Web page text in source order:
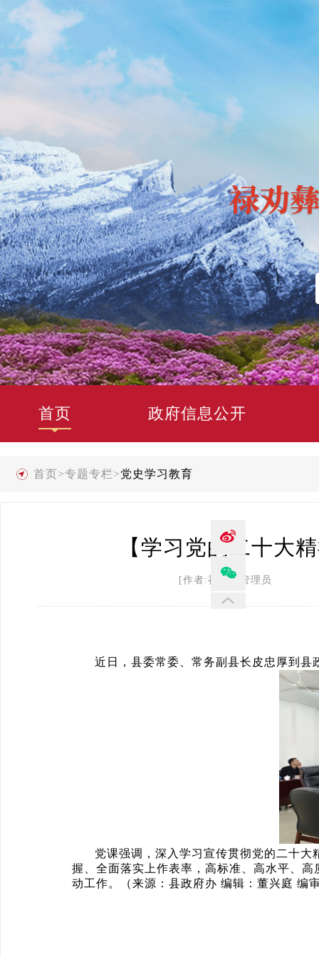
首页 政府信息公开
首页>专题专栏>党史学习教育
【学习党的二十大
[作者:禄劝县管理员 发
近日，县委常委、常务副县长皮忠厚到
党课强调，深入学习宣传贯彻党的二十
握、全面落实上作表率，高标准、高水平、
动工作。（来源：县政府办 编辑：董兴庭 编